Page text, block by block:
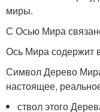
миры.
С Осью Мира
Ось Мира содержит
Символ Дерево
настоящее,
ствол этого